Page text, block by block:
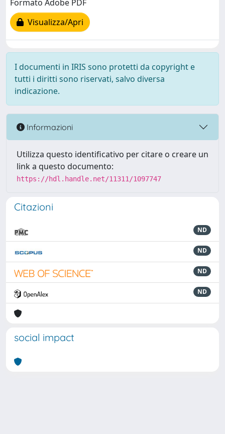
Formato Adobe PDF
Visualizza/Apri
I documenti in IRIS sono protetti da copyright e
tutti i diritti sono riservati, salvo diversa
indicazione.
Informazioni
Utilizza questo identificativo per citare o creare un
link a questo documento:
https://hdl.handle.net/11311/1097747
Citazioni
ND
ND
ND
ND
social impact